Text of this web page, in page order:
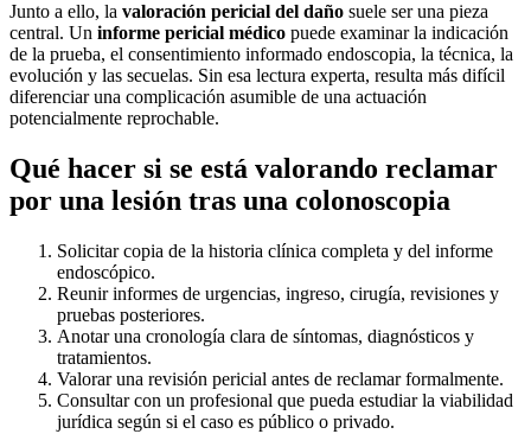
Junto a ello, la valoración pericial del daño suele ser una pieza
central. Un informe pericial médico puede examinar la indicación
de la prueba, el consentimiento informado endoscopia, la técnica, la
evolución y las secuelas. Sin esa lectura experta, resulta más difícil
diferenciar una complicación asumible de una actuación
potencialmente reprochable.
Qué hacer si se está valorando reclamar
por una lesión tras una colonoscopia
Solicitar copia de la historia clínica completa y del informe
endoscópico.
Reunir informes de urgencias, ingreso, cirugía, revisiones y
pruebas posteriores.
Anotar una cronología clara de síntomas, diagnósticos y
tratamientos.
Valorar una revisión pericial antes de reclamar formalmente.
Consultar con un profesional que pueda estudiar la viabilidad
jurídica según si el caso es público o privado.